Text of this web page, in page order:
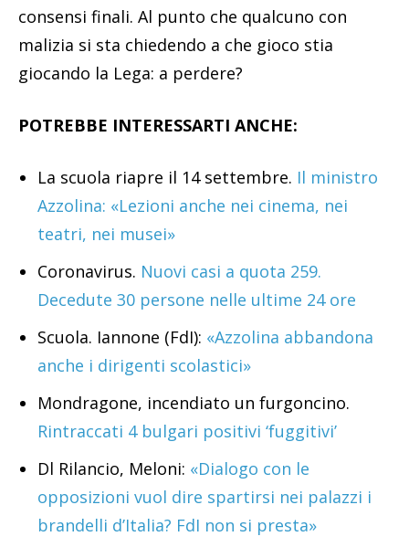
consensi finali. Al punto che qualcuno con
malizia si sta chiedendo a che gioco stia
giocando la Lega: a perdere?
POTREBBE INTERESSARTI ANCHE:
La scuola riapre il 14 settembre. Il ministro
Azzolina: «Lezioni anche nei cinema, nei
teatri, nei musei»
Coronavirus. Nuovi casi a quota 259.
Decedute 30 persone nelle ultime 24 ore
Scuola. Iannone (FdI): «Azzolina abbandona
anche i dirigenti scolastici»
Mondragone, incendiato un furgoncino.
Rintraccati 4 bulgari positivi ‘fuggitivi’
Dl Rilancio, Meloni: «Dialogo con le
opposizioni vuol dire spartirsi nei palazzi i
brandelli d’Italia? FdI non si presta»